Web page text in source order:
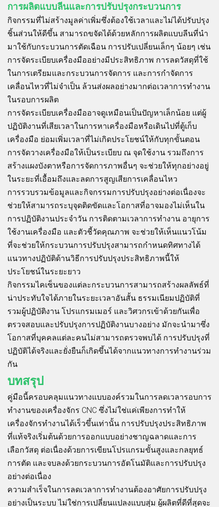
การผลิตแบบลีนและการปรับปรุงกระบวนการ
กิจกรรมที่ไม่สร้างมูลค่าเพิ่มซึ่งต้องใช้เวลาและไม่ได้ปรับปรุง
ชิ้นส่วนให้ดีขึ้น สามารถขจัดได้ด้วยหลักการผลิตแบบลีนที่นำ
มาใช้กับกระบวนการตัดเฉือน การปรับเปลี่ยนเล็กๆ น้อยๆ เช่น
การจัดระเบียบเครื่องมืออย่างมีประสิทธิภาพ การลดวัสดุที่ใช้
ในการเตรียมและกระบวนการจัดการ และการกำจัดการ
เคลื่อนไหวที่ไม่จำเป็น ล้วนส่งผลอย่างมากต่อเวลาการทำงาน
ในรอบการผลิต
การจัดระเบียบเครื่องมืออาจดูเหมือนเป็นปัญหาเล็กน้อย แต่ผู้
ปฏิบัติงานที่เสียเวลาในการหาเครื่องมือหรือเดินไปที่ตู้เก็บ
เครื่องมือ ย่อมเพิ่มเวลาที่ไม่เกิดประโยชน์ให้กับทุกขั้นตอน
การจัดวางเครื่องมือให้เป็นระเบียบ ณ จุดใช้งาน รวมถึงการ
สร้างแผงบังตาหรือการจัดการภาพอื่นๆ จะช่วยให้ทุกอย่างอยู่
ในระยะที่เอื้อมถึงและลดการสูญเสียการเคลื่อนไหว
การรวบรวมข้อมูลและกิจกรรมการปรับปรุงอย่างต่อเนื่องจะ
ช่วยให้สามารถระบุจุดติดขัดและโอกาสที่อาจมองไม่เห็นใน
การปฏิบัติงานประจำวัน การติดตามเวลาการทำงาน อายุการ
ใช้งานเครื่องมือ และตัวชี้วัดคุณภาพ จะช่วยให้เห็นแนวโน้ม
ที่จะช่วยให้กระบวนการปรับปรุงสามารถกำหนดทิศทางได้
แนวทางปฏิบัติด้านวิธีการปรับปรุงประสิทธิภาพนี้ให้
ประโยชน์ในระยะยาว
กิจกรรมไคเซ็นของแต่ละกระบวนการสามารถสร้างผลลัพธ์ที่
น่าประทับใจได้ภายในระยะเวลาอันสั้น ธรรมเนียมปฏิบัติที่
รวมผู้ปฏิบัติงาน โปรแกรมเมอร์ และวิศวกรเข้าด้วยกันเพื่อ
ตรวจสอบและปรับปรุงการปฏิบัติงานบางอย่าง มักจะนำมาซึ่ง
โอกาสที่บุคคลแต่ละคนไม่สามารถตรวจพบได้ การปรับปรุงที่
ปฏิบัติได้จริงและยั่งยืนก็เกิดขึ้นได้จากแนวทางการทำงานร่วม
กัน
บทสรุป
คู่มือนี้ครอบคลุมแนวทางแบบองค์รวมในการลดเวลารอบการ
ทำงานของเครื่องจักร CNC ซึ่งไม่ใช่แค่เพียงการทำให้
เครื่องจักรทำงานได้เร็วขึ้นเท่านั้น การปรับปรุงประสิทธิภาพ
ที่แท้จริงเริ่มต้นด้วยการออกแบบอย่างชาญฉลาดและการ
เลือกวัสดุ ต่อเนื่องด้วยการเขียนโปรแกรมขั้นสูงและกลยุทธ์
การตัด และจบลงด้วยกระบวนการอัตโนมัติและการปรับปรุง
อย่างต่อเนื่อง
ความสำเร็จในการลดเวลาการทำงานต้องอาศัยการปรับปรุง
อย่างเป็นระบบ ไม่ใช่การเปลี่ยนแปลงแบบสุ่ม ผู้ผลิตที่ดีที่สุดจะ